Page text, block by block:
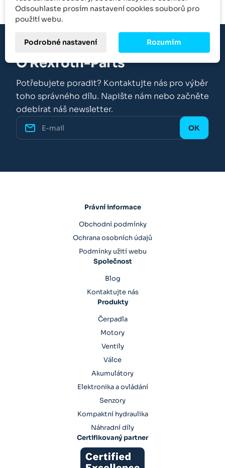
O Rexroth-Parts
Potřebujete poradit? Kontaktujte nás pro výběr
toho správného dílu. Napište nám nebo začněte
odebírat náš newsletter.
Právní informace
Obchodní podmínky
Ochrana osobních údajů
Podmínky užití webu
Společnost
Blog
Kontaktujte nás
Produkty
Čerpadla
Motory
Ventily
Válce
Akumulátory
Elektronika a ovládání
Senzory
Kompaktní hydraulika
Náhradní díly
Certifikovaný partner
Odsouhlaste prosím nastavení cookies souborů pro
použití webu.
Podrobné nastavení Rozumím